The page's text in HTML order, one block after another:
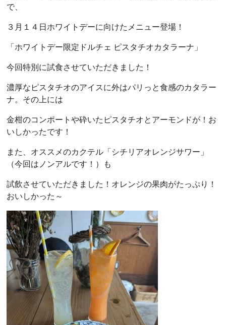
で、
３月１４日ホワイトデーに向けたメニュー登場！
「ホワイトデー限定ドルチェ ピスタチオカタラーナ 」
今回特別に試食させていただきました！
濃厚なピスタチオのアイスに外はパリっと食感のカタラー
ナ。その上には
金柑のコンポートや砕いたピスタチオとアーモンドが！お
いしかったです！
また、オススメのカクテル「シチリアオレンジサワー」
（今回はノンアルです！）も
試飲させていただきました！オレンジの果肉がたっぷり！
おいしかった～